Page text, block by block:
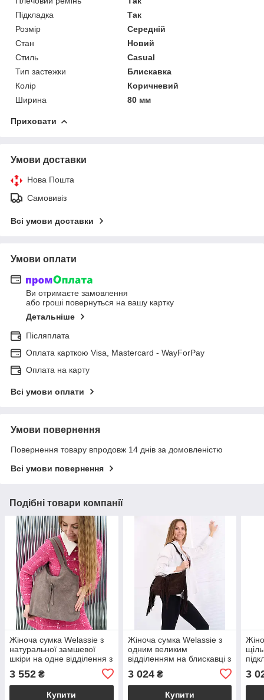
Підкладка
Так
Розмір
Середній
Стан
Новий
Стиль
Casual
Тип застежки
Блискавка
Колір
Коричневий
Ширина
80 мм
Приховати
Умови доставки
Нова Пошта
Самовивіз
Всі умови доставки
Умови оплати
Ви отримаєте замовлення
або гроші повернуться на вашу картку
Детальніше
Післяплата
Оплата карткою Visa, Mastercard - WayForPay
Оплата на карту
Всі умови оплати
Умови повернення
Повернення товару впродовж 14 днів за домовленістю
Всі умови повернення
Подібні товари компанії
Жіноча сумка Welassie з
натуральної замшевої
шкіри на одне відділення з
текстильною підкладкою
кольору капучино «Lottie»
3 552 ₴
Купити
Жіноча сумка Welassie з
одним великим
відділенням на блискавці з
шкіри шоколадного
кольору «Пака»
3 024₴
Купити
3